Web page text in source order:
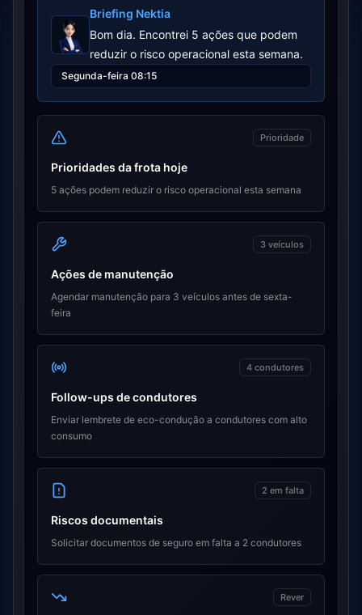
Briefing Nektia
Bom dia. Encontrei 5 ações que podem
reduzir o risco operacional esta semana.
Segunda-feira 08:15
Prioridade
Prioridades da frota hoje
5 ações podem reduzir o risco operacional esta semana
3 veículos
Ações de manutenção
Agendar manutenção para 3 veículos antes de sexta-
feira
4 condutores
Follow-ups de condutores
Enviar lembrete de eco-condução a condutores com alto
consumo
2 em falta
Riscos documentais
Solicitar documentos de seguro em falta a 2 condutores
Rever